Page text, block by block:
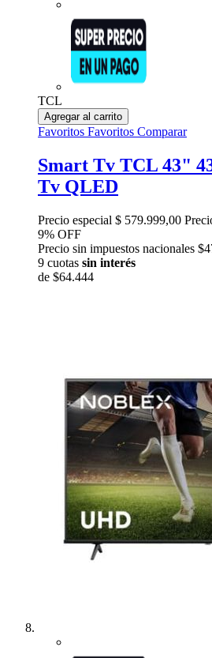
TCL
Agregar al carrito
Favoritos Favoritos Comparar
Smart Tv TCL 43"
Tv QLED
Precio especial $ 579.999,00
9% OFF
Precio sin impuestos nacionales
9 cuotas sin interés
de $64.444